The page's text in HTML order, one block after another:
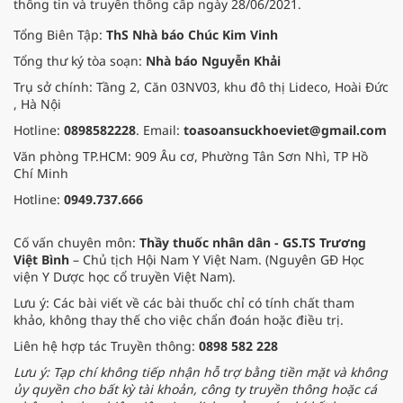
thông tin và truyền thông cấp ngày 28/06/2021.
Tổng Biên Tập: ThS Nhà báo Chúc Kim Vinh
Tổng thư ký tòa soạn: Nhà báo Nguyễn Khải
Trụ sở chính: Tầng 2, Căn 03NV03, khu đô thị Lideco, Hoài Đức
, Hà Nội
Hotline: 0898582228. Email: toasoansuckhoeviet@gmail.com
Văn phòng TP.HCM: 909 Âu cơ, Phường Tân Sơn Nhì, TP Hồ
Chí Minh
Hotline: 0949.737.666
Cố vấn chuyên môn: Thầy thuốc nhân dân - GS.TS Trương
Việt Bình – Chủ tịch Hội Nam Y Việt Nam. (Nguyên GĐ Học
viện Y Dược học cổ truyền Việt Nam).
Lưu ý: Các bài viết về các bài thuốc chỉ có tính chất tham
khảo, không thay thế cho việc chẩn đoán hoặc điều trị.
Liên hệ hợp tác Truyền thông: 0898 582 228
Lưu ý: Tạp chí không tiếp nhận hỗ trợ bằng tiền mặt và không
ủy quyền cho bất kỳ tài khoản, công ty truyền thông hoặc cá